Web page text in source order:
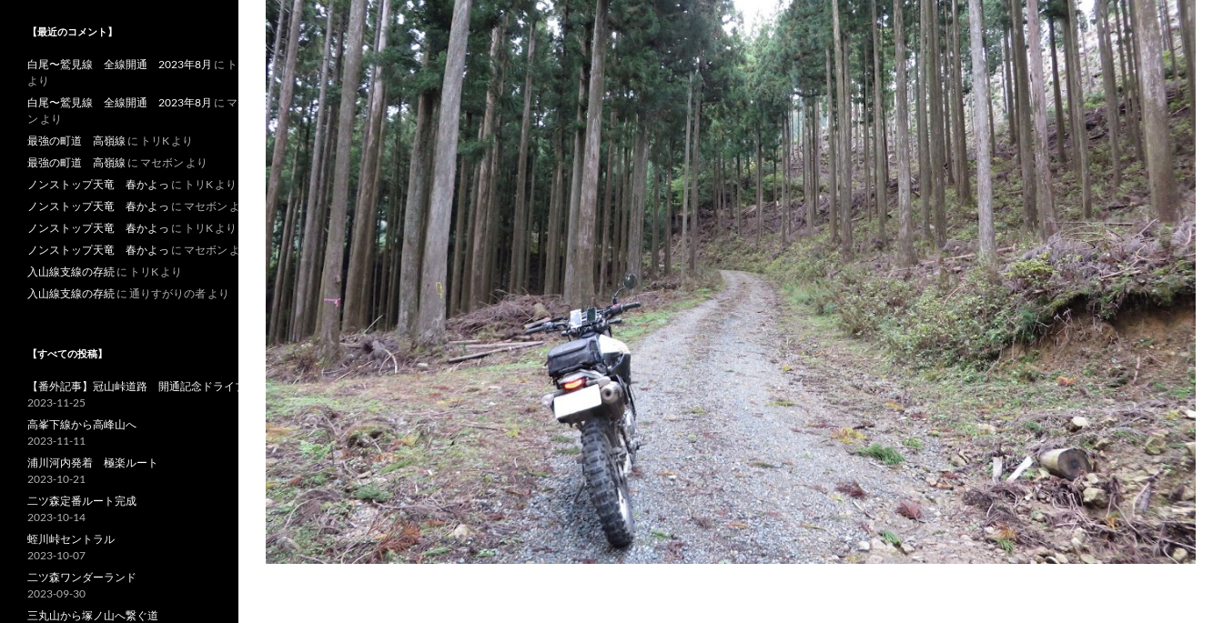
【最近のコメント】
白尾〜鷲見線 全線開通 2023年8月 に トリK
より
白尾〜鷲見線 全線開通 2023年8月 に マセボ
ン より
最強の町道 高嶺線 に トリK より
最強の町道 高嶺線 に マセボン より
ノンストップ天竜 春かよっ に トリK より
ノンストップ天竜 春かよっ に マセボン より
ノンストップ天竜 春かよっ に トリK より
ノンストップ天竜 春かよっ に マセボン より
入山線支線の存続 に トリK より
入山線支線の存続 に 通りすがりの者 より
【すべての投稿】
【番外記事】冠山峠道路 開通記念ドライブ
2023-11-25
高峯下線から高峰山へ
2023-11-11
浦川河内発着 極楽ルート
2023-10-21
二ツ森定番ルート完成
2023-10-14
蛭川峠セントラル
2023-10-07
二ツ森ワンダーランド
2023-09-30
三丸山から塚ノ山へ繋ぐ道